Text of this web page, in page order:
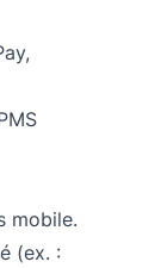
mobile.
(ex. :